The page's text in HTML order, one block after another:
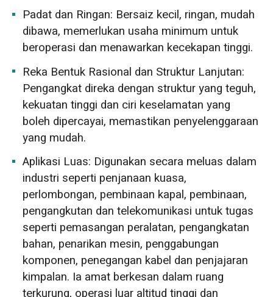
Padat dan Ringan: Bersaiz kecil, ringan, mudah
dibawa, memerlukan usaha minimum untuk
beroperasi dan menawarkan kecekapan tinggi.
Reka Bentuk Rasional dan Struktur Lanjutan:
Pengangkat direka dengan struktur yang teguh,
kekuatan tinggi dan ciri keselamatan yang
boleh dipercayai, memastikan penyelenggaraan
yang mudah.
Aplikasi Luas: Digunakan secara meluas dalam
industri seperti penjanaan kuasa,
perlombongan, pembinaan kapal, pembinaan,
pengangkutan dan telekomunikasi untuk tugas
seperti pemasangan peralatan, pengangkatan
bahan, penarikan mesin, penggabungan
komponen, penegangan kabel dan penjajaran
kimpalan. Ia amat berkesan dalam ruang
terkurung, operasi luar altitud tinggi dan